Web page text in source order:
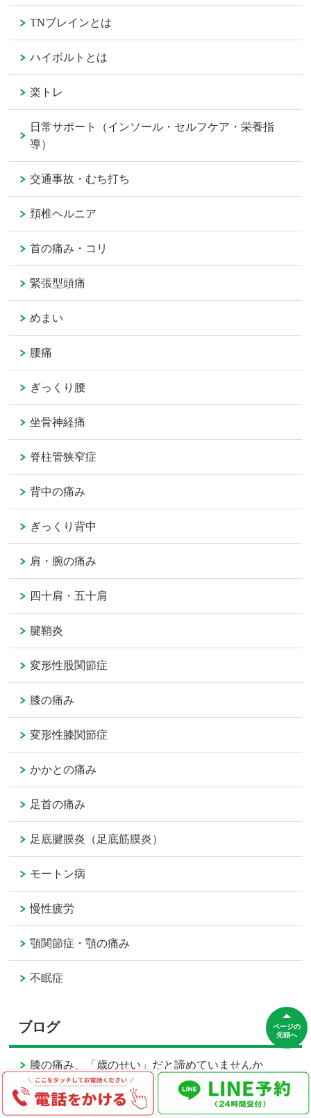
TNブレインとは
ハイボルトとは
楽トレ
日常サポート（インソール・セルフケア・栄養指
導）
交通事故・むち打ち
頚椎ヘルニア
首の痛み・コリ
緊張型頭痛
めまい
腰痛
ぎっくり腰
坐骨神経痛
脊柱管狭窄症
背中の痛み
ぎっくり背中
肩・腕の痛み
四十肩・五十肩
腱鞘炎
変形性股関節症
膝の痛み
変形性膝関節症
かかとの痛み
足首の痛み
足底腱膜炎（足底筋膜炎）
モートン病
慢性疲労
顎関節症・顎の痛み
不眠症
ブログ
膝の痛み、「歳のせい」だと諦めていませんか
脊柱管狭窄症でお悩みの方へ｜「手術しかない」
ページの
先頭へ